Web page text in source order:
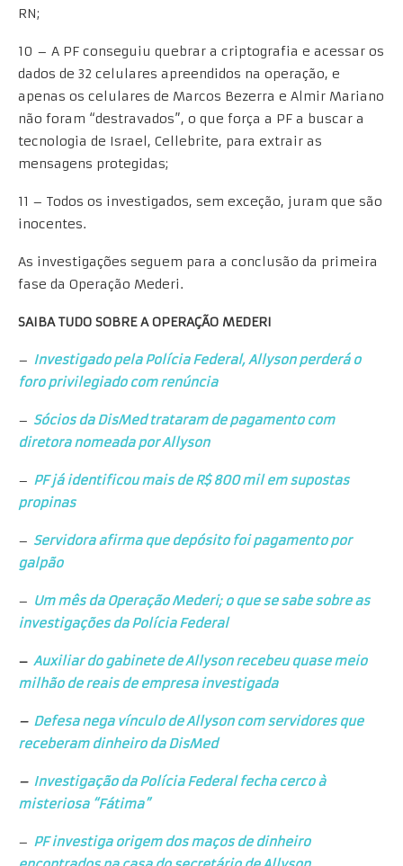
RN;
10 – A PF conseguiu quebrar a criptografia e acessar os
dados de 32 celulares apreendidos na operação, e
apenas os celulares de Marcos Bezerra e Almir Mariano
não foram “destravados”, o que força a PF a buscar a
tecnologia de Israel, Cellebrite, para extrair as
mensagens protegidas;
11 – Todos os investigados, sem exceção, juram que são
inocentes.
As investigações seguem para a conclusão da primeira
fase da Operação Mederi.
SAIBA TUDO SOBRE A OPERAÇÃO MEDERI
– Investigado pela Polícia Federal, Allyson perderá o
foro privilegiado com renúncia
– Sócios da DisMed trataram de pagamento com
diretora nomeada por Allyson
– PF já identificou mais de R$ 800 mil em supostas
propinas
– Servidora afirma que depósito foi pagamento por
galpão
– Um mês da Operação Mederi; o que se sabe sobre as
investigações da Polícia Federal
– Auxiliar do gabinete de Allyson recebeu quase meio
milhão de reais de empresa investigada
– Defesa nega vínculo de Allyson com servidores que
receberam dinheiro da DisMed
– Investigação da Polícia Federal fecha cerco à
misteriosa “Fátima”
– PF investiga origem dos maços de dinheiro